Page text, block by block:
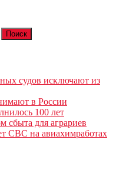
Поиск
судов исключают из
в России
100 лет
сбыта для аграриев
СВС на авиахимработах